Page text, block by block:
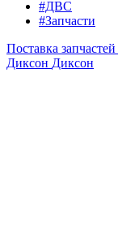
#ДВС
#Запчасти
Поставка запчастей
Диксон Диксон